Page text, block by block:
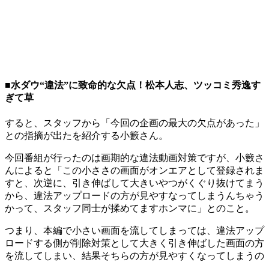
■水ダウ“違法”に致命的な欠点！松本人志、ツッコミ秀逸す
ぎて草
すると、スタッフから「今回の企画の最大の欠点があった」
との指摘が出たを紹介する小籔さん。
今回番組が行ったのは画期的な違法動画対策ですが、小籔さ
んによると「この小ささの画面がオンエアとして登録されま
すと、次逆に、引き伸ばして大きいやつがくぐり抜けてまう
から、違法アップロードの方が見やすなってしまうんちゃう
かって、スタッフ同士が揉めてますホンマに」とのこと。
つまり、本編で小さい画面を流してしまっては、違法アップ
ロードする側が削除対策として大きく引き伸ばした画面の方
を流してしまい、結果そちらの方が見やすくなってしまうの